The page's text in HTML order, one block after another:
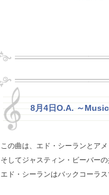
8月4日O.A. ～
この曲は、エド・シーランとア
そしてジャスティン・ビーバーの
エド・シーランはバックコーラス